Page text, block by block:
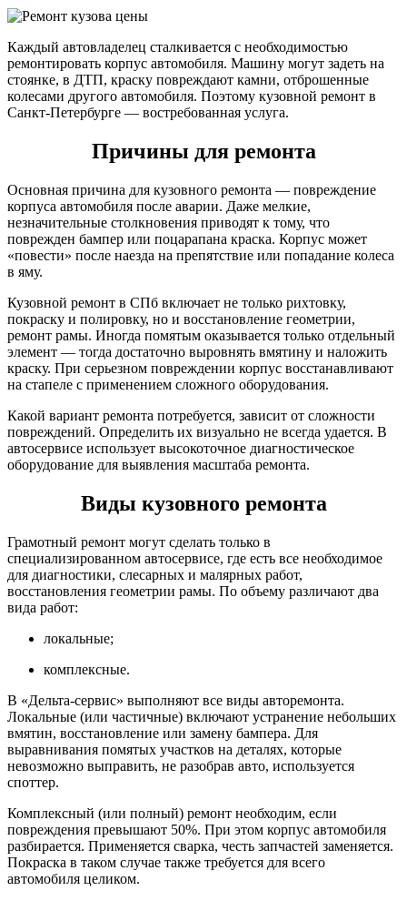
Каждый автовладелец сталкивается с необходимостью
ремонтировать корпус автомобиля. Машину могут задеть на
стоянке, в ДТП, краску повреждают камни, отброшенные
колесами другого автомобиля. Поэтому кузовной ремонт в
Санкт-Петербурге — востребованная услуга.
Причины для ремонта
Основная причина для кузовного ремонта — повреждение
корпуса автомобиля после аварии. Даже мелкие,
незначительные столкновения приводят к тому, что
поврежден бампер или поцарапана краска. Корпус может
«повести» после наезда на препятствие или попадание колеса
в яму.
Кузовной ремонт в СПб включает не только рихтовку,
покраску и полировку, но и восстановление геометрии,
ремонт рамы. Иногда помятым оказывается только отдельный
элемент — тогда достаточно выровнять вмятину и наложить
краску. При серьезном повреждении корпус восстанавливают
на стапеле с применением сложного оборудования.
Какой вариант ремонта потребуется, зависит от сложности
повреждений. Определить их визуально не всегда удается. В
автосервисе использует высокоточное диагностическое
оборудование для выявления масштаба ремонта.
Виды кузовного ремонта
Грамотный ремонт могут сделать только в
специализированном автосервисе, где есть все необходимое
для диагностики, слесарных и малярных работ,
восстановления геометрии рамы. По объему различают два
вида работ:
локальные;
комплексные.
В «Дельта-сервис» выполняют все виды авторемонта.
Локальные (или частичные) включают устранение небольших
вмятин, восстановление или замену бампера. Для
выравнивания помятых участков на деталях, которые
невозможно выправить, не разобрав авто, используется
споттер.
Комплексный (или полный) ремонт необходим, если
повреждения превышают 50%. При этом корпус автомобиля
разбирается. Применяется сварка, честь запчастей заменяется.
Покраска в таком случае также требуется для всего
автомобиля целиком.